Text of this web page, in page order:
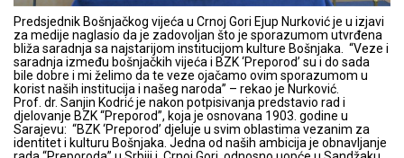
Predsjednik Bošnjačkog vijeća u Crnoj Gori Ejup Nurković je u izjavi
za medije naglasio da je zadovoljan što je sporazumom utvrđena
bliža saradnja sa najstarijom institucijom kulture Bošnjaka. “Veze i
saradnja između bošnjačkih vijeća i BZK ‘Preporod’ su i do sada
bile dobre i mi želimo da te veze ojačamo ovim sporazumom u
korist naših institucija i našeg naroda” – rekao je Nurković.
Prof. dr. Sanjin Kodrić je nakon potpisivanja predstavio rad i
djelovanje BZK “Preporod”, koja je osnovana 1903. godine u
Sarajevu: “BZK ‘Preporod’ djeluje u svim oblastima vezanim za
identitet i kulturu Bošnjaka. Jedna od naših ambicija je obnavljanje